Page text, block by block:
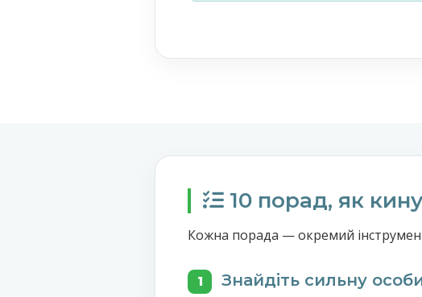
10 порад, як
Кожна порада — окремий
1 Знайдіть сильну